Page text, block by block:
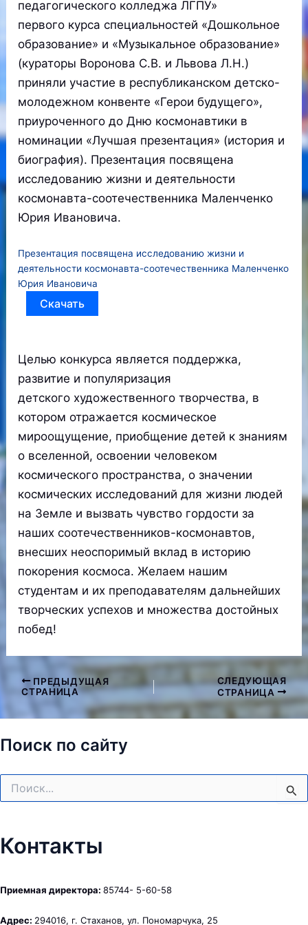
педагогического колледжа ЛГПУ»
первого курса специальностей «Дошкольное
образование» и «Музыкальное образование»
(кураторы Воронова С.В. и Львова Л.Н.)
приняли участие в республиканском детско-
молодежном конвенте «Герои будущего»,
приуроченного до Дню космонавтики в
номинации «Лучшая презентация» (история и
биография). Презентация посвящена
исследованию жизни и деятельности
космонавта-соотечественника Маленченко
Юрия Ивановича.
Презентация посвящена исследованию жизни и
деятельности космонавта-соотечественника Маленченко
Юрия Ивановича
Скачать
Целью конкурса является поддержка,
развитие и популяризация
детского художественного творчества, в
котором отражается космическое
мироощущение, приобщение детей к знаниям
о вселенной, освоении человеком
космического пространства, о значении
космических исследований для жизни людей
на Земле и вызвать чувство гордости за
наших соотечественников-космонавтов,
внесших неоспоримый вклад в историю
покорения космоса. Желаем нашим
студентам и их преподавателям дальнейших
творческих успехов и множества достойных
побед!
Навигация
записям
ПРЕДЫДУЩАЯ
СТРАНИЦА
СЛЕДУЮЩАЯ
СТРАНИЦА
Поиск по сайту
Контакты
Приемная директора: 85744- 5-60-58
Адрес: 294016, г. Стаханов, ул. Пономарчука, 25